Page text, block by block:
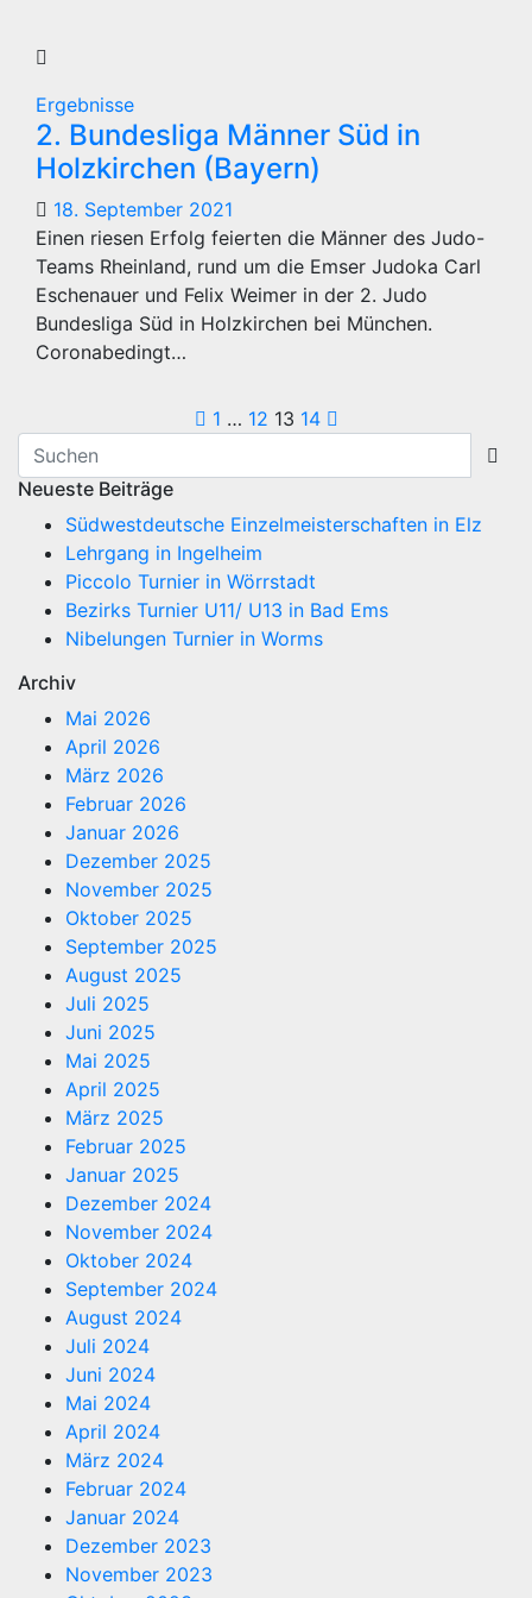
Ergebnisse
2. Bundesliga Männer Süd in
Holzkirchen (Bayern)
18. September 2021
Einen riesen Erfolg feierten die Männer des Judo-
Teams Rheinland, rund um die Emser Judoka Carl
Eschenauer und Felix Weimer in der 2. Judo
Bundesliga Süd in Holzkirchen bei München.
Coronabedingt…
der
Beiträge
1 … 12 13 14
Neueste Beiträge
Südwestdeutsche Einzelmeisterschaften in Elz
Lehrgang in Ingelheim
Piccolo Turnier in Wörrstadt
Bezirks Turnier U11/ U13 in Bad Ems
Nibelungen Turnier in Worms
Archiv
Mai 2026
April 2026
März 2026
Februar 2026
Januar 2026
Dezember 2025
November 2025
Oktober 2025
September 2025
August 2025
Juli 2025
Juni 2025
Mai 2025
April 2025
März 2025
Februar 2025
Januar 2025
Dezember 2024
November 2024
Oktober 2024
September 2024
August 2024
Juli 2024
Juni 2024
Mai 2024
April 2024
März 2024
Februar 2024
Januar 2024
Dezember 2023
November 2023